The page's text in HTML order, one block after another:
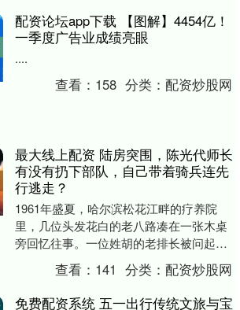
配资论坛app下载 【图解】4454亿！
一季度广告业成绩亮眼
....
查看： 158 分类：配资炒股网
最大线上配资 陆房突围，陈光代师长
有没有扔下部队，自己带着骑兵连先
行逃走？
1961年盛夏，哈尔滨松花江畔的疗养院
里，几位头发花白的老八路凑在一张木桌
旁回忆往事。一位姓胡的老排长被问起那
场硝烟：“老胡，听说陈光师长当年扔下咱
们跑了？”老....
查看： 141 分类：配资炒股网
免费配资系统 五一出行传统文旅与宝